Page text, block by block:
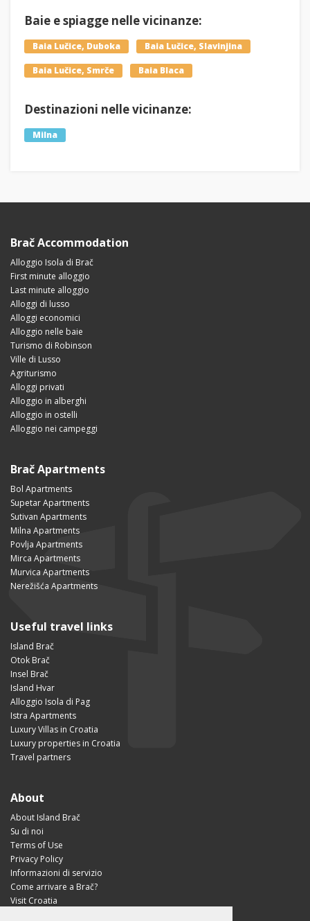
Baie e spiagge nelle vicinanze:
Baia Lučice, Duboka Baia Lučice, Slavinjina
Baia Lučice, Smrče Baia Blaca
Destinazioni nelle vicinanze:
Milna
Brač Accommodation
Alloggio Isola di Brač
First minute alloggio
Last minute alloggio
Alloggi di lusso
Alloggi economici
Alloggio nelle baie
Turismo di Robinson
Ville di Lusso
Agriturismo
Alloggi privati
Alloggio in alberghi
Alloggio in ostelli
Alloggio nei campeggi
Brač Apartments
Bol Apartments
Supetar Apartments
Sutivan Apartments
Milna Apartments
Povlja Apartments
Mirca Apartments
Murvica Apartments
Nerežišća Apartments
Useful travel links
Island Brač
Otok Brač
Insel Brač
Island Hvar
Alloggio Isola di Pag
Istra Apartments
Luxury Villas in Croatia
Luxury properties in Croatia
Travel partners
About
About Island Brač
Su di noi
Terms of Use
Privacy Policy
Informazioni di servizio
Come arrivare a Brač?
Visit Croatia